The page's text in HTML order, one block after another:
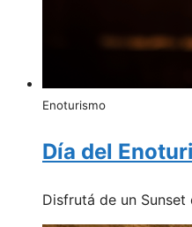
Enoturismo
Día del
Disfrutá de un Sunset